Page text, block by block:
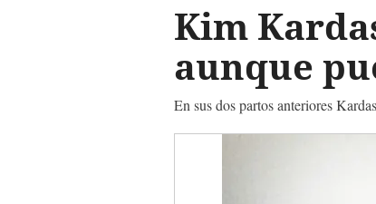
Kim
aunque
En sus dos partos anteriores